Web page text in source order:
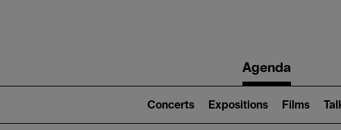
navigationAgenda
2)
Concerts Expositions Films